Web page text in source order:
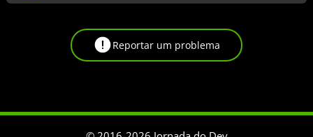
Reportar um problema